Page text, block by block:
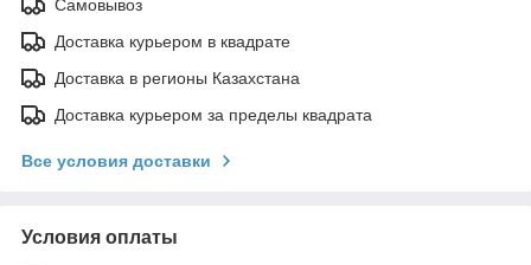
Самовывоз
Доставка курьером в квадрате
Доставка в регионы Казахстана
Доставка курьером за пределы квадрата
Все условия доставки
Условия оплаты